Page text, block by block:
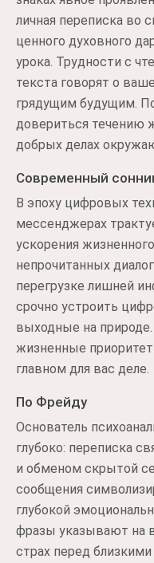
личная переписка во
ценного духовного
урока. Трудности с
текста говорят о
грядущим будущим.
довериться течению
добрых делах
Современный
В эпоху цифровых
мессенджерах
ускорения
непрочитанных
перегрузке лишней
срочно устроить
выходные на
жизненные
главном для вас деле.
По Фрейду
Основатель
глубоко: переписка
и обменом скрытой
сообщения
глубокой
фразы указывают на
страх перед